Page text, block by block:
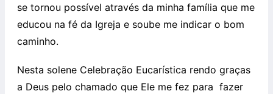
se tornou possível através da minha família que me
educou na fé da Igreja e soube me indicar o bom
caminho.
Nesta solene Celebração Eucarística rendo graças
a Deus pelo chamado que Ele me fez para fazer